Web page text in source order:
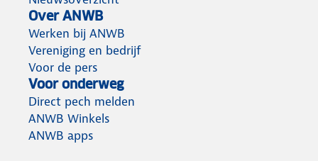
Over ANWB
Werken bij ANWB
Vereniging en bedrijf
Voor de pers
Voor onderweg
Direct pech melden
ANWB Winkels
ANWB apps